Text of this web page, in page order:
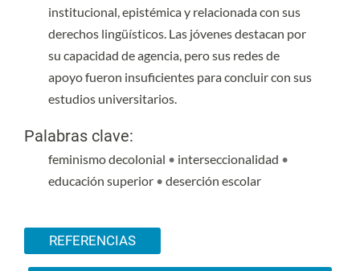
institucional, epistémica y relacionada con sus
derechos lingüísticos. Las jóvenes destacan por
su capacidad de agencia, pero sus redes de
apoyo fueron insuficientes para concluir con sus
estudios universitarios.
Palabras clave:
feminismo decolonial • interseccionalidad •
educación superior • deserción escolar
REFERENCIAS